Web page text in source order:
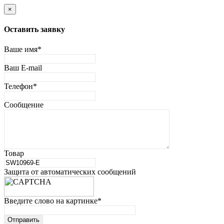
×
Оставить заявку
Ваше имя*
Ваш E-mail
Телефон*
Сообщение
Товар
Защита от автоматических сообщений
Введите слово на картинке*